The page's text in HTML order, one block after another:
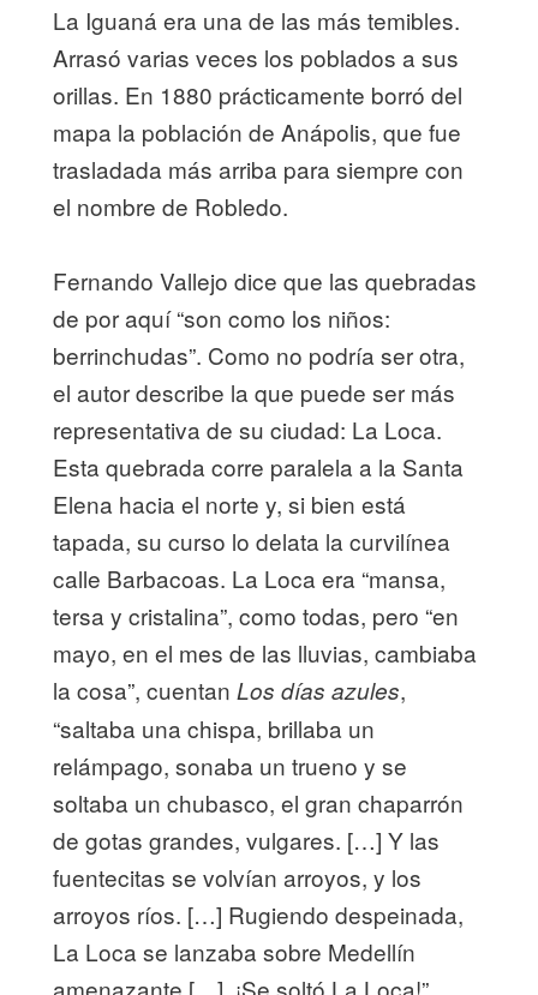
La Iguaná era una de las más temibles.
Arrasó varias veces los poblados a sus
orillas. En 1880 prácticamente borró del
mapa la población de Anápolis, que fue
trasladada más arriba para siempre con
el nombre de Robledo.
Fernando Vallejo dice que las quebradas
de por aquí “son como los niños:
berrinchudas”. Como no podría ser otra,
el autor describe la que puede ser más
representativa de su ciudad: La Loca.
Esta quebrada corre paralela a la Santa
Elena hacia el norte y, si bien está
tapada, su curso lo delata la curvilínea
calle Barbacoas. La Loca era “mansa,
tersa y cristalina”, como todas, pero “en
mayo, en el mes de las lluvias, cambiaba
la cosa”, cuentan Los días azules,
“saltaba una chispa, brillaba un
relámpago, sonaba un trueno y se
soltaba un chubasco, el gran chaparrón
de gotas grandes, vulgares. […] Y las
fuentecitas se volvían arroyos, y los
arroyos ríos. […] Rugiendo despeinada,
La Loca se lanzaba sobre Medellín
amenazante […]. ¡Se soltó La Loca!”.